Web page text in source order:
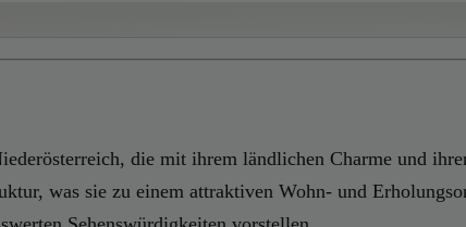
die mit ihrem ländlichen Charme und
was sie zu einem attraktiven Wohn- und